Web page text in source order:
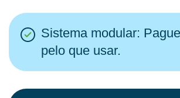
Sistema modular:
pelo que usar.